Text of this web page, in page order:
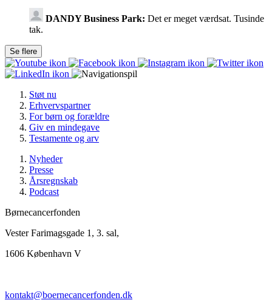
DANDY Business Park: Det er meget værdsat. Tusinde
tak.
Støt nu
Erhvervspartner
For børn og forældre
Giv en mindegave
Testamente og arv
Nyheder
Presse
Årsregnskab
Podcast
Børnecancerfonden
Vester Farimagsgade 1, 3. sal,
1606 København V
kontakt@boernecancerfonden.dk